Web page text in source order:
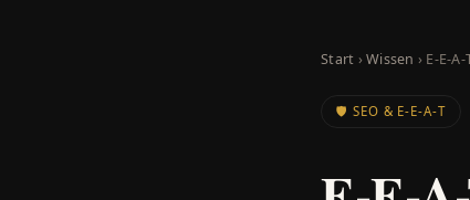
Start › Wissen › E-E-A-
🛡️ SEO & E-E-A-T